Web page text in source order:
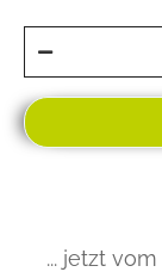
... jetzt vom